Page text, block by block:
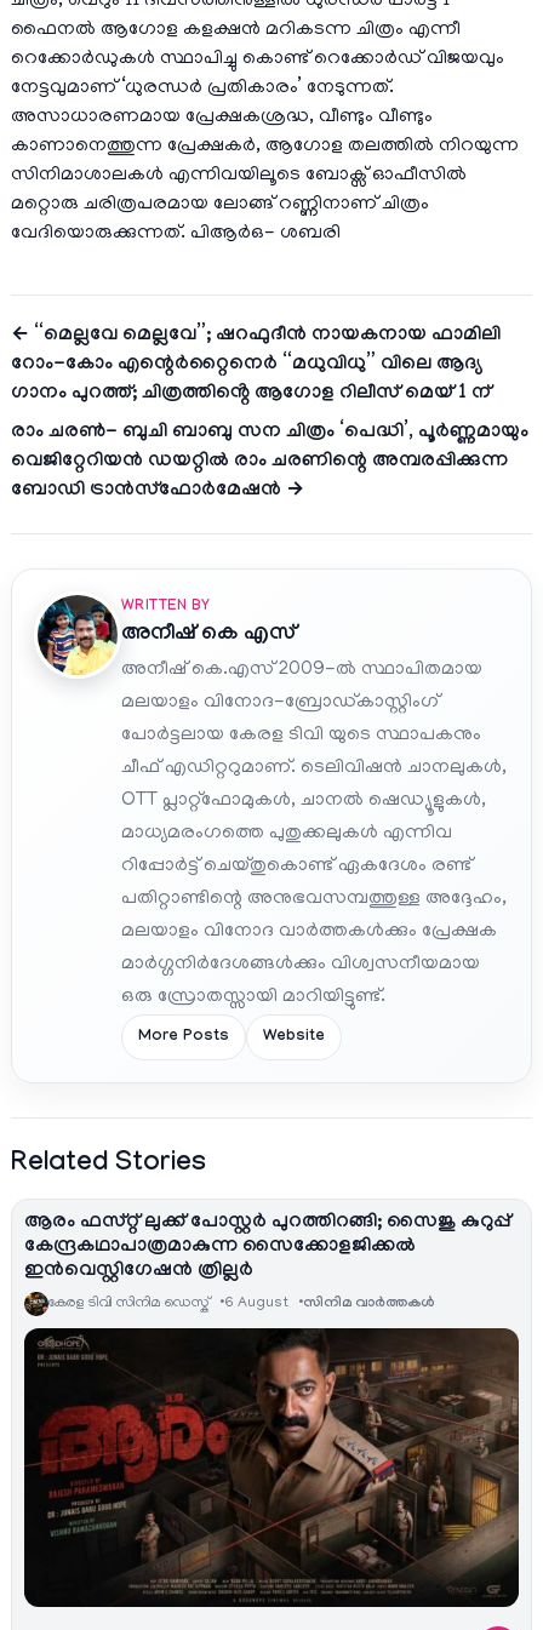
ഫൈനൽ ആഗോള കളക്ഷൻ മറികടന്ന ചിത്രം എന്നീ
റെക്കോർഡുകൾ സ്ഥാപിച്ചു കൊണ്ട് റെക്കോർഡ് വിജയവും
നേട്ടവുമാണ് ‘ധുരന്ധർ പ്രതികാരം’ നേടുന്നത്.
അസാധാരണമായ പ്രേക്ഷകശ്രദ്ധ, വീണ്ടും വീണ്ടും
കാണാനെത്തുന്ന പ്രേക്ഷകർ, ആഗോള തലത്തിൽ നിറയുന്ന
സിനിമാശാലകൾ എന്നിവയിലൂടെ ബോക്സ് ഓഫീസിൽ
മറ്റൊരു ചരിത്രപരമായ ലോങ്ങ് റണ്ണിനാണ് ചിത്രം
വേദിയൊരുക്കുന്നത്. പിആർഒ- ശബരി
← “മെല്ലവേ മെല്ലവേ”; ഷറഫുദീൻ നായകനായ ഫാമിലി
റോം-കോം എന്റെർറ്റൈനെർ “മധുവിധു” വിലെ ആദ്യ
ഗാനം പുറത്ത്; ചിത്രത്തിൻ്റെ ആഗോള റിലീസ് മെയ് 1 ന്
രാം ചരൺ- ബുചി ബാബു സന ചിത്രം ‘പെദ്ധി’, പൂർണ്ണമായും
വെജിറ്റേറിയൻ ഡയറ്റിൽ രാം ചരണിന്റെ അമ്പരപ്പിക്കുന്ന
ബോഡി ട്രാൻസ്ഫോർമേഷൻ →
WRITTEN BY
അനീഷ്‌ കെ എസ്
അനീഷ് കെ.എസ് 2009-ൽ സ്ഥാപിതമായ
മലയാളം വിനോദ-ബ്രോഡ്കാസ്റ്റിംഗ്
പോർട്ടലായ കേരള ടിവി യുടെ സ്ഥാപകനും
ചീഫ് എഡിറ്ററുമാണ്. ടെലിവിഷൻ ചാനലുകൾ,
OTT പ്ലാറ്റ്‌ഫോമുകൾ, ചാനൽ ഷെഡ്യൂളുകൾ,
മാധ്യമരംഗത്തെ പുതുക്കലുകൾ എന്നിവ
റിപ്പോർട്ട് ചെയ്തുകൊണ്ട് ഏകദേശം രണ്ട്
പതിറ്റാണ്ടിന്റെ അനുഭവസമ്പത്തുള്ള അദ്ദേഹം,
മലയാളം വിനോദ വാർത്തകൾക്കും പ്രേക്ഷക
മാർഗ്ഗനിർദേശങ്ങൾക്കും വിശ്വസനീയമായ
ഒരു സ്രോതസ്സായി മാറിയിട്ടുണ്ട്.
More Posts Website
Related Stories
ആരം ഫസ്റ്റ് ലുക്ക് പോസ്റ്റർ പുറത്തിറങ്ങി; സൈജു കുറുപ്പ്
കേന്ദ്രകഥാപാത്രമാകുന്ന സൈക്കോളജിക്കൽ
ഇൻവെസ്റ്റിഗേഷൻ ത്രില്ലർ
കേരള ടിവി സിനിമ ഡെസ്ക് 6 August സിനിമ വാര്‍ത്തകള്‍